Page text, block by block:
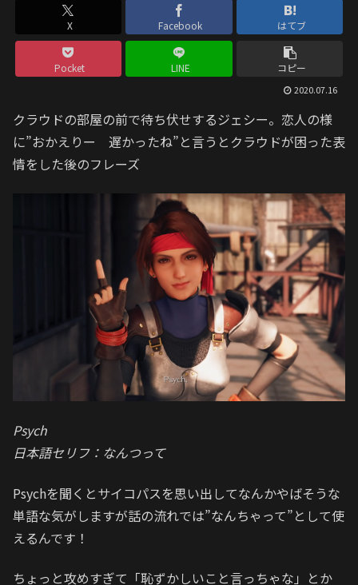
X Facebook はてブ
Pocket LINE コピー
2020.07.16
クラウドの部屋の前で待ち伏せするジェシー。恋人の様
に”おかえりー 遅かったね”と言うとクラウドが困った表
情をした後のフレーズ
Psych
日本語セリフ：なんつって
Psychを聞くとサイコパスを思い出してなんかやばそうな
単語な気がしますが話の流れでは”なんちゃって”として使
えるんです！
ちょっと攻めすぎて「恥ずかしいこと言っちゃな」とか